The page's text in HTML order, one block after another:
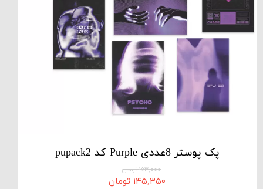
پک پوستر 8عددی Purple کد pupack2
۱۵۳,۰۰۰ تومان
۱۴۵,۳۵۰ تومان